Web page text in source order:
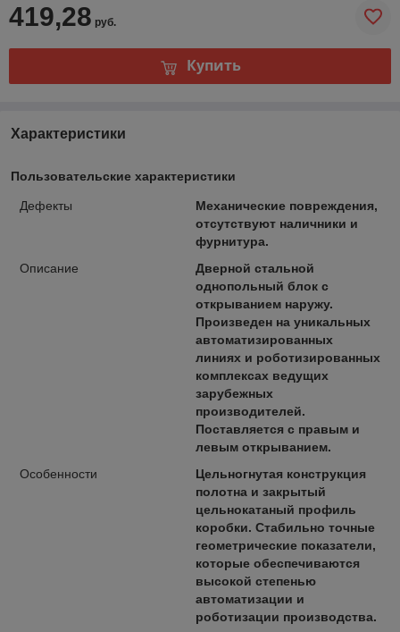
419,28 руб.
Купить
Характеристики
Пользовательские характеристики
Дефекты
Механические повреждения,
отсутствуют наличники и
фурнитура.
Описание
Дверной стальной
однопольный блок с
открыванием наружу.
Произведен на уникальных
автоматизированных
линиях и роботизированных
комплексах ведущих
зарубежных
производителей.
Поставляется с правым и
левым открыванием.
Особенности
Цельногнутая конструкция
полотна и закрытый
цельнокатаный профиль
коробки. Стабильно точные
геометрические показатели,
которые обеспечиваются
высокой степенью
автоматизации и
роботизации производства.